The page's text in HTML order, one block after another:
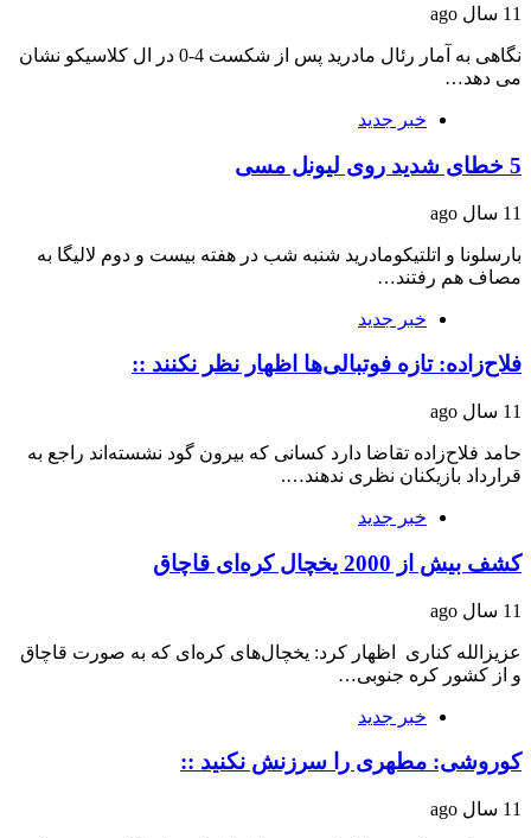
11 سال ago
نگاهی به آمار رئال مادرید پس از شکست 4-0 در ال کلاسیکو نشان
می دهد…
خبر جدید
5 خطای شدید روی لیونل مسی
11 سال ago
بارسلونا و اتلتیکومادرید شنبه شب در هفته‌ بیست و دوم لالیگا به
مصاف هم رفتند…
خبر جدید
فلاح‌زاده: تازه فوتبالی‌ها اظهار نظر نکنند ::
11 سال ago
حامد فلاح‌زاده تقاضا دارد کسانی که بیرون گود نشسته‌اند راجع به
قرارداد بازیکنان نظری ندهند….
خبر جدید
کشف بیش از 2000 یخچال کره‌ای قاچاق
11 سال ago
عزیز‌الله کناری اظهار کرد: یخچال‌های کره‌ای که به صورت قاچاق
و از کشور کره جنوبی…
خبر جدید
کوروشی: مطهری را سرزنش نکنید ::
11 سال ago